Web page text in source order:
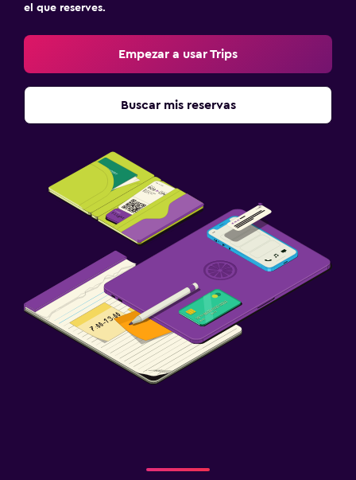
Ideal para familias
Cuna/cama nido disponibles
Comidas para niños
el que reserves.
Empezar a usar Trips
Buscar mis reservas